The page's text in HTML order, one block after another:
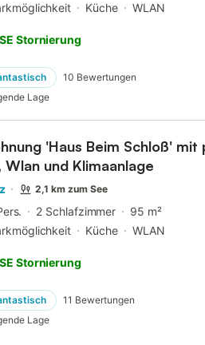
Küche WLAN
Stornierung
10 Bewertungen
Lage
'Haus Beim Schloß' mit
Wlan und Klimaanlage
2,1 km zum See
2 Schlafzimmer
95 m²
Küche WLAN
Stornierung
11 Bewertungen
Lage